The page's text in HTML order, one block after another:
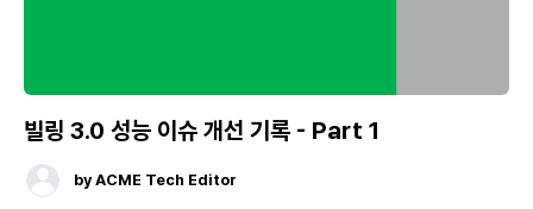
빌링 3.0 성능 이슈 개선 기록 - Part 1
by ACME Tech Editor